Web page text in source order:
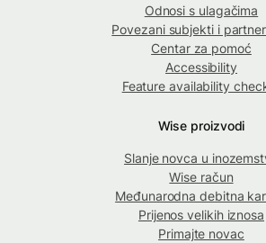
Odnosi s ulagačima
Povezani subjekti i
Centar za pomoć
Accessibility
Feature availability
Wise proizvodi
Slanje novca u
Wise račun
Međunarodna debitna
Prijenos velikih iznosa
Primajte novac